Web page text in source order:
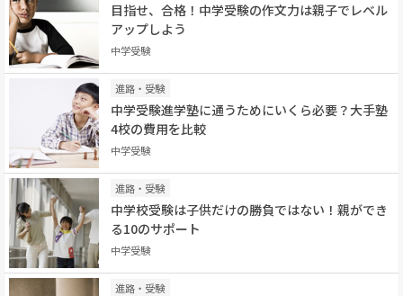
目指せ、合格！中学受験の作文力は親子でレベル
アップしよう
中学受験
進路・受験
中学受験進学塾に通うためにいくら必要？大手塾
4校の費用を比較
中学受験
進路・受験
中学校受験は子供だけの勝負ではない！親ができ
る10のサポート
中学受験
進路・受験